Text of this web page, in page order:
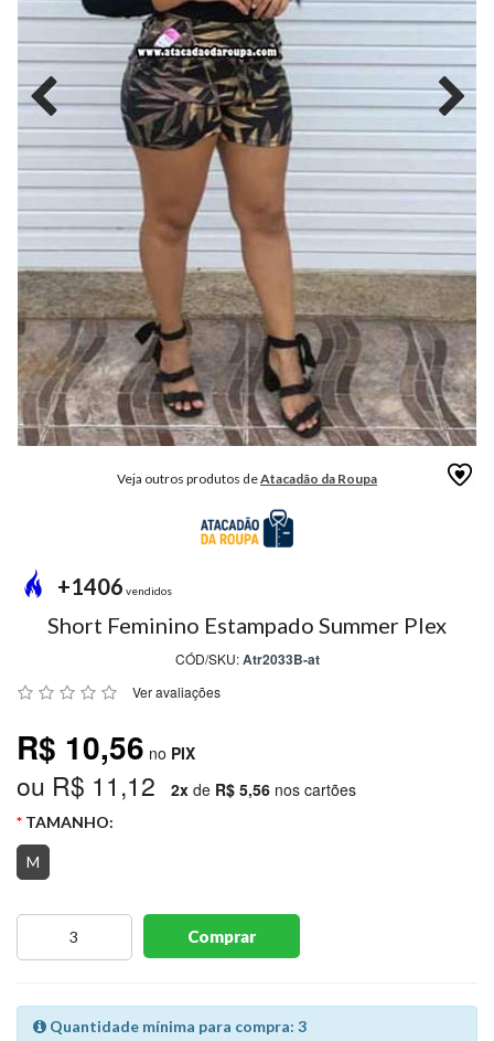
MODA
FITNESS
MODA
GRIFE
INFANTIL
MODA
INVERNO
MODA
MASCULINA
MODA
PLUS
PREÇO
ÚNICO
BLUSAS
PROMOÇÕES
MARCAS
CENTRAL
Chat
Veja outros produtos deAtacadão da Roupa
+1406 vendidos
Short Feminino Estampado Summer Plex
CÓD/SKU:Atr2033B-at
Ver avaliações
R$ 10,56 no PIX
ou R$ 11,12 2x de R$ 5,56 nos cartões
TAMANHO:
M
Comprar
Quantidade mínima para compra: 3